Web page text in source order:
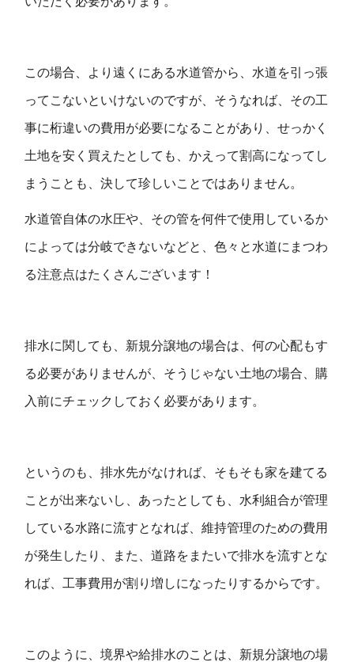
この場合、より遠くにある水道管から、水道を引っ張
ってこないといけないのですが、そうなれば、その工
事に桁違いの費用が必要になることがあり、せっかく
土地を安く買えたとしても、かえって割高になってし
まうことも、決して珍しいことではありません。
水道管自体の水圧や、その管を何件で使用しているか
によっては分岐できないなどと、色々と水道にまつわ
る注意点はたくさんございます！
排水に関しても、新規分譲地の場合は、何の心配もす
る必要がありませんが、そうじゃない土地の場合、購
入前にチェックしておく必要があります。
というのも、排水先がなければ、そもそも家を建てる
ことが出来ないし、あったとしても、水利組合が管理
している水路に流すとなれば、維持管理のための費用
が発生したり、また、道路をまたいで排水を流すとな
れば、工事費用が割り増しになったりするからです。
このように、境界や給排水のことは、新規分譲地の場